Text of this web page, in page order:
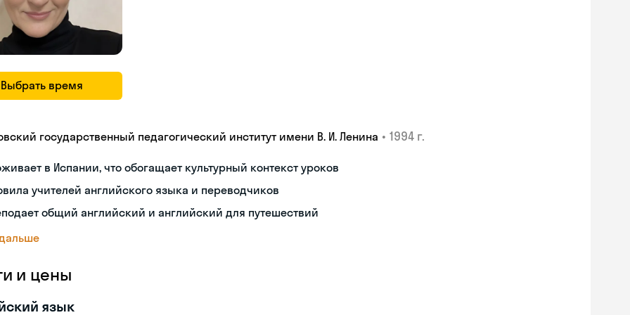
Выбрать время
государственный педагогический институт имени В. И. Ленина • 1994 г.
в Испании, что обогащает культурный контекст уроков
учителей английского языка и переводчиков
общий английский и английский для путешествий
и цены
язык